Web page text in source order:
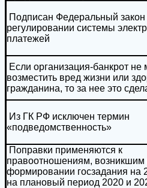
Подписан Федеральный закон
регулировании системы
платежей
Если организация-банкрот не
возместить вред жизни или
гражданина, то за нее это
Из ГК РФ исключен термин
«подведомственность»
Поправки применяются к
правоотношениям, возникшим
формировании госзадания на
на плановый период 2020 и